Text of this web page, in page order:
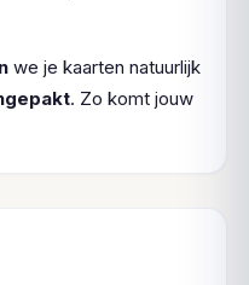
we je kaarten natuurlijk
. Zo komt jouw